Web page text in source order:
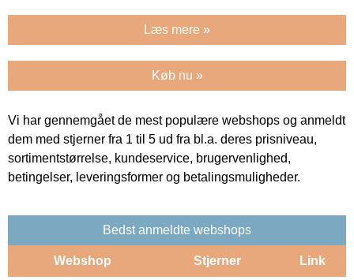
Læs mere »
Køb nu »
Vi har gennemgået de mest populære webshops og anmeldt
dem med stjerner fra 1 til 5 ud fra bl.a. deres prisniveau,
sortimentstørrelse, kundeservice, brugervenlighed,
betingelser, leveringsformer og betalingsmuligheder.
Bedst anmeldte webshops
Webshop Stjerner Link